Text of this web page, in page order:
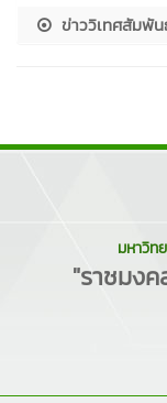
ข่าววิเทศสัมพั
มหาวิท
"ราชมง